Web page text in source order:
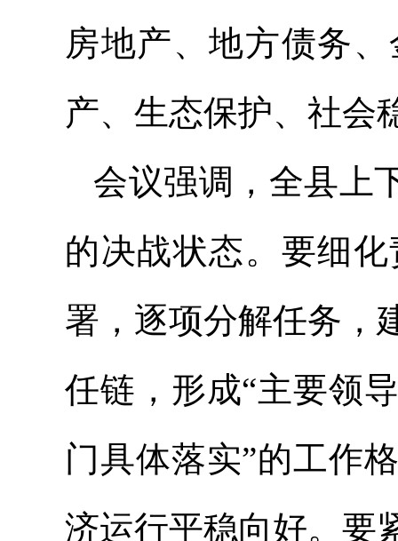
房地产、地方债务
产、生态保护、社会
会议强调，全县上
的决战状态。要细
署，逐项分解任务，
任链，形成“主要领
门具体落实”的工作
济运行平稳向好。要